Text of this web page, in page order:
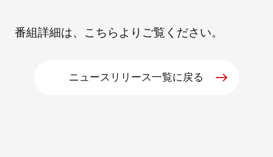
番組詳細は、 こちら よりご覧ください。
ニュースリリース一覧に戻る